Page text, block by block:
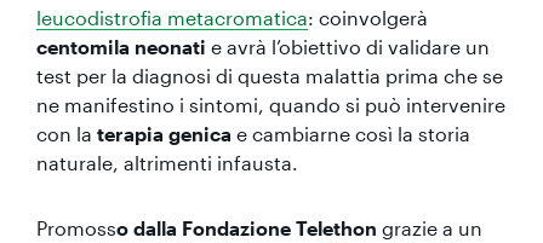
leucodistrofia metacromatica: coinvolgerà
centomila neonati e avrà l’obiettivo di validare un
test per la diagnosi di questa malattia prima che se
ne manifestino i sintomi, quando si può intervenire
con la terapia genica e cambiarne così la storia
naturale, altrimenti infausta.
Promosso dalla Fondazione Telethon grazie a un